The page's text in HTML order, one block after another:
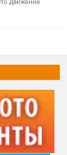
движение